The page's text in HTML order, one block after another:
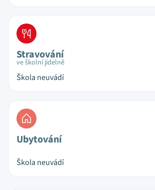
Stravování
ve školní jídelně
Škola neuvádí
Ubytování
Škola neuvádí